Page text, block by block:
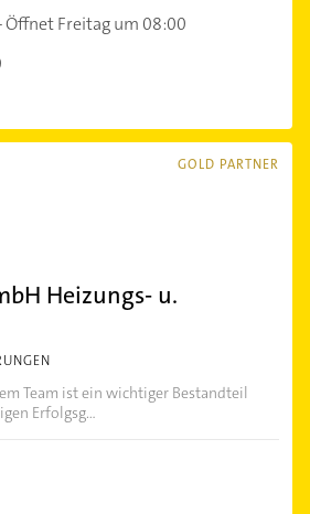
Öffnet Freitag um 08:00
GOLD PARTNER
Heizungs- u.
Team ist ein wichtiger Bestandteil
Erfolgsg...